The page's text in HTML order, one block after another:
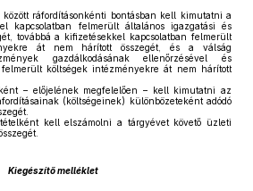
között ráfordításonkénti bontásban kell kimutatni a
kapcsolatban felmerült általános igazgatási és
továbbá a kifizetésekkel kapcsolatban felmerült
át nem hárított összegét, és a válság
gazdálkodásának ellenőrzésével és
költségek intézményekre át nem hárított
– előjelének megfelelően – kell kimutatni az
(költségeinek) különbözeteként adódó
tételként kell elszámolni a tárgyévet követő üzleti
Kiegészítő melléklet